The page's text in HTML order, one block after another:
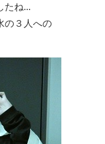
たね...
の３人への